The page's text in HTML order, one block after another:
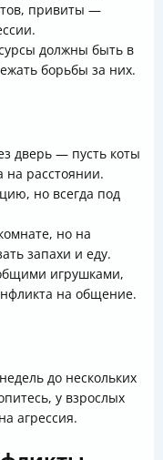
привиты —
должны быть в
борьбы за них.
дверь — пусть коты
расстоянии.
но всегда под
но на
запахи и еду.
игрушками,
на общение.
до нескольких
у взрослых
агрессия.